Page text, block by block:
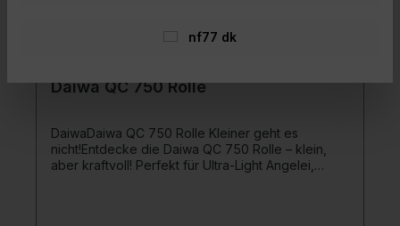
Daiwa QC 750 Rolle
DaiwaDaiwa QC 750 Rolle Kleiner geht es
nicht!Entdecke die Daiwa QC 750 Rolle – klein,
aber kraftvoll! Perfekt für Ultra-Light Angelei,
nf77 dk